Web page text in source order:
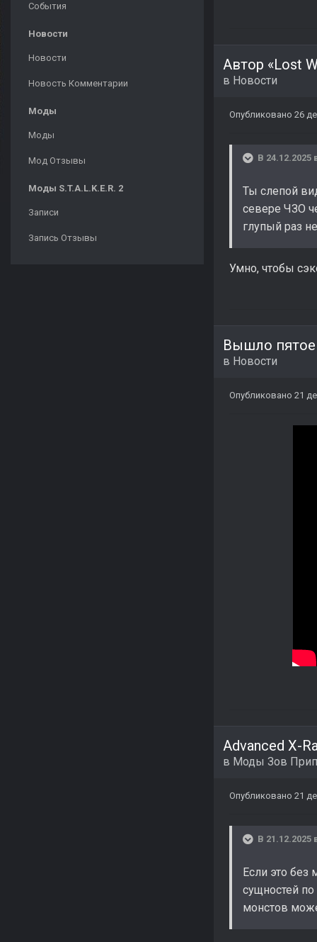
События
Новости
Новости
Новость Комментарии
Моды
Моды
Мод Отзывы
Моды S.T.A.L.K.E.R. 2
Записи
Запись Отзывы
Автор «Lost
в Новости
Опубликовано 26
В 24.12.2025
Ты слепой
севере ЧЗО
глупый раз
Умно, чтобы
Вышло пятое
в Новости
Опубликовано 21
Advanced X-
в Моды Зов
Опубликовано 21
В 21.12.2025
Если это без
сущностей
монстов